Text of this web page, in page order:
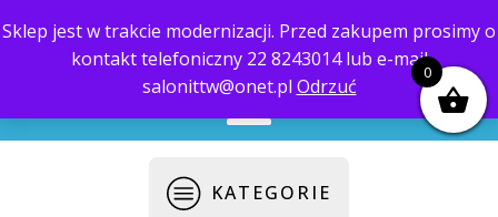
Sklep jest w trakcie modernizacji. Przed zakupem prosimy o
kontakt telefoniczny 22 8243014 lub e-mail
salonittw@onet.pl Odrzuć
biuro@saloni.pl 22 559-10-50
KATEGORIE
0